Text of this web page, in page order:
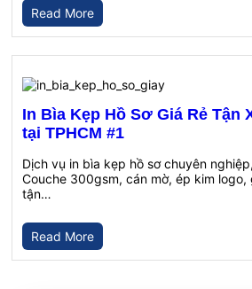
Read More
In Bìa Kẹp Hồ Sơ Giá Rẻ Tận
tại TPHCM #1
Dịch vụ in bìa kẹp hồ sơ chuyên
Couche 300gsm, cán mờ, ép kim logo,
tận…
Read More